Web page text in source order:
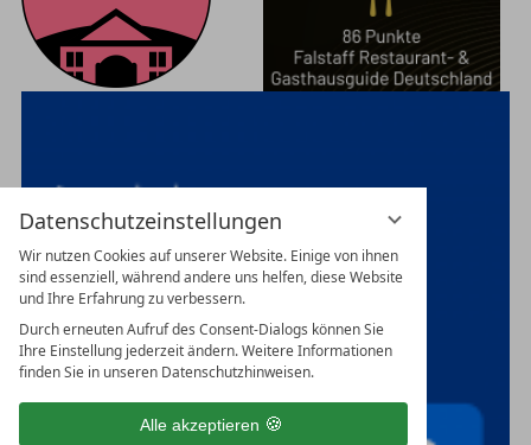
Datenschutzeinstellungen
Wir nutzen Cookies auf unserer Website. Einige von ihnen
sind essenziell, während andere uns helfen, diese Website
und Ihre Erfahrung zu verbessern.
Durch erneuten Aufruf des Consent-Dialogs können Sie
Ihre Einstellung jederzeit ändern. Weitere Informationen
finden Sie in unseren Datenschutzhinweisen.
Alle akzeptieren